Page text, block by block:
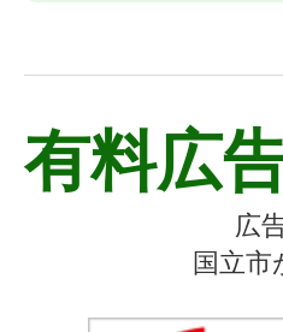
有料広
広
国立